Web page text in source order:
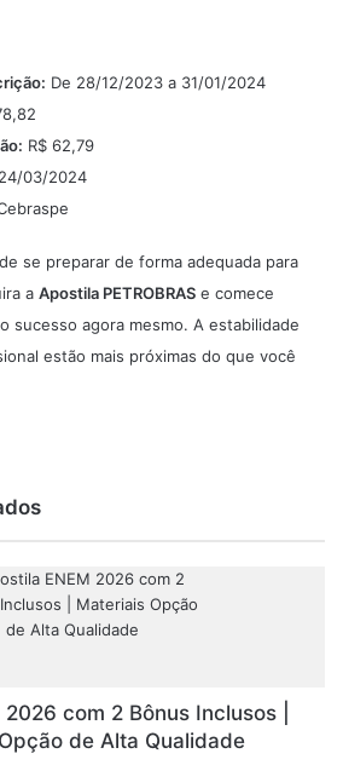
De 28/12/2023 a 31/01/2024
R$ 62,79
24/03/2024
se preparar de forma adequada para
a Apostila PETROBRAS e comece
sucesso agora mesmo. A estabilidade
estão mais próximas do que você
com 2 Bônus Inclusos |
de Alta Qualidade